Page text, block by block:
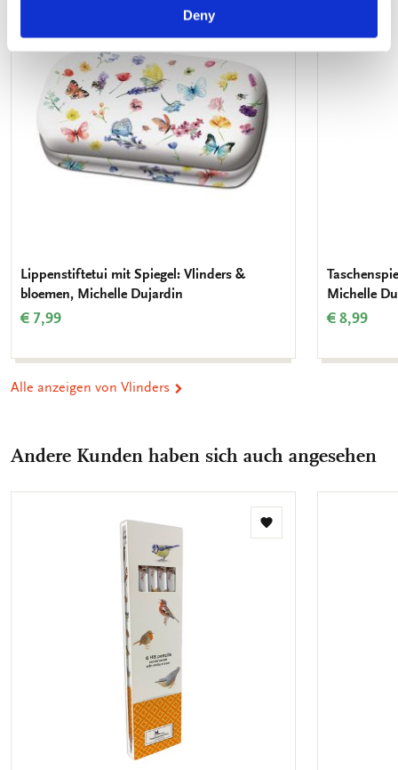
Deny
hinzufügen
Lippenstiftetui mit Spiegel: Vlinders &
bloemen, Michelle Dujardin
€ 7,99
Michelle
€ 8,99
Alle anzeigen von Vlinders
Andere Kunden haben sich auch angesehen
Zur